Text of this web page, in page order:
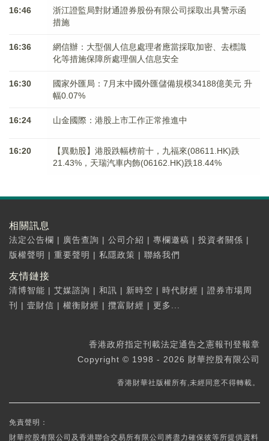
16:46
浙江證監局對財通證券股份有限公司採取出具警示函
措施
16:36
網信辦：大型個人信息處理者應當採取加密、去標識
化等措施保障所處理個人信息安全
16:30
國家外匯局：7月末中國外匯儲備規模34188億美元 升
幅0.07%
16:24 山金國際：港股上市工作正常推進中
16:20
【異動股】港股跌幅榜前十，九福來(08611.HK)跌
21.43%，天瑞汽車内飾(06162.HK)跌18.44%
相關訊息
法定公告欄 | 廣告查詢 | 公司介紹 | 專欄邀稿 | 投資者關係 |
版權聲明 | 重要聲明 | 私隱政策 | 聯絡我們
友情鏈接
清博智能 | 艾媒諮詢 | 和訊 | 新時空 | 時代財經 | 證券市場周
刊
| 壹財信 | 權衡財經 | 攬富財經 | 更多...
香港政府指定刊載法定通告之憲報刊登報章
Copyright © 1998 - 2026 財華控股有限公司
香港財華社版權所有,未經同意不得轉載。
免責聲明：
財華控股有限公司及香港聯合交易所有限公司將盡力確保彼等所提供資料